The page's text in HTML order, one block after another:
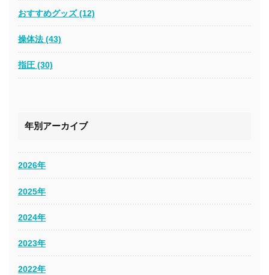
おすすめグッズ (12)
操体法 (43)
指圧 (30)
年別アーカイブ
2026年
2025年
2024年
2023年
2022年